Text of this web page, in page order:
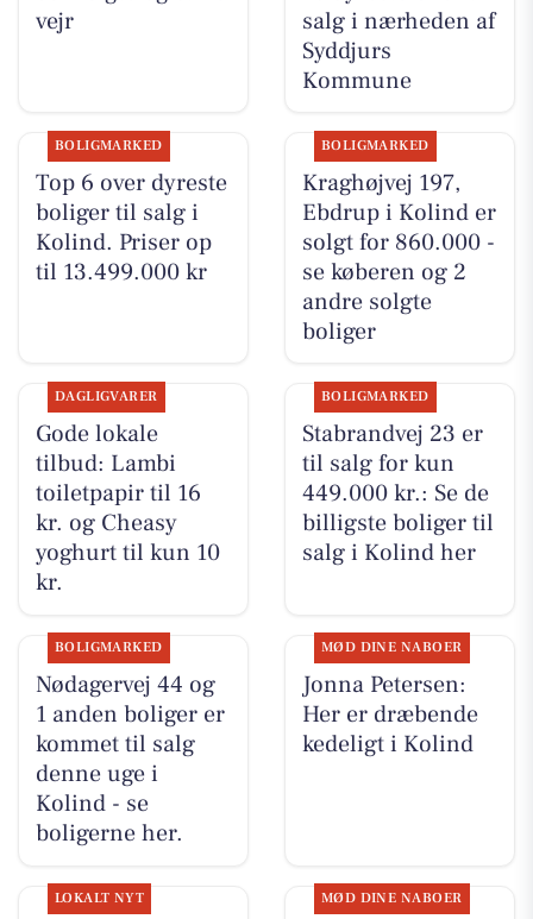
vejr
salg i nærheden af
Syddjurs
Kommune
BOLIGMARKED
Top 6 over dyreste
boliger til salg i
Kolind. Priser op
til 13.499.000 kr
BOLIGMARKED
Kraghøjvej 197,
Ebdrup i Kolind er
solgt for 860.000 -
se køberen og 2
andre solgte
boliger
DAGLIGVARER
Gode lokale
tilbud: Lambi
toiletpapir til 16
kr. og Cheasy
yoghurt til kun 10
kr.
BOLIGMARKED
Stabrandvej 23 er
til salg for kun
449.000 kr.: Se de
billigste boliger til
salg i Kolind her
BOLIGMARKED
Nødagervej 44 og
1 anden boliger er
kommet til salg
denne uge i
Kolind - se
boligerne her.
MØD DINE NABOER
Jonna Petersen:
Her er dræbende
kedeligt i Kolind
LOKALT NYT MØD DINE NABOER